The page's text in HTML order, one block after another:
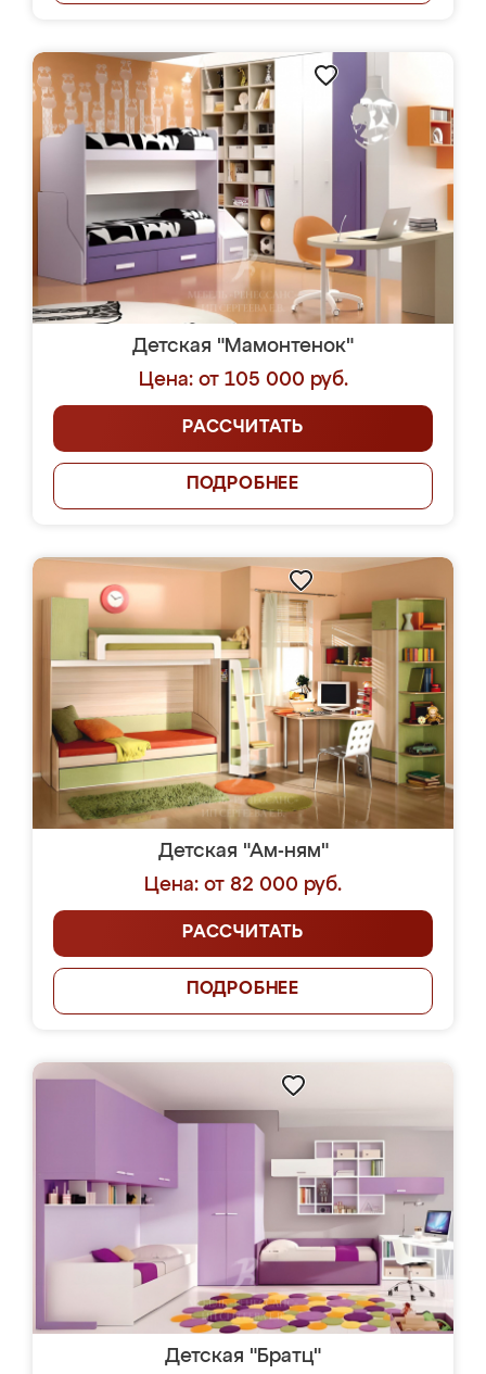
Детская "Мамонтенок"
Цена: от 105 000 руб.
РАССЧИТАТЬ
ПОДРОБНЕЕ
Детская "Ам-ням"
Цена: от 82 000 руб.
РАССЧИТАТЬ
ПОДРОБНЕЕ
Детская "Братц"